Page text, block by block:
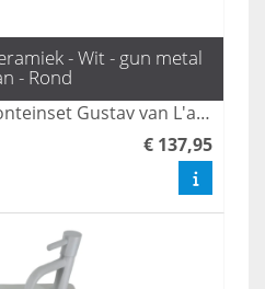
- Wit - gun metal
- Rond
Ontdek de stijlvolle fonteinset Gustav van L'aqua, inclusief een moderne Gun Metal kraan en sifon, perfect voor in de wc. Deze wasbak combineert functionaliteit met een strak design, waardoor het een aanwinst is voor elk toilet. Bestel nu en geef je toiletruimte een eigentijdse upgrade met onze mooiste toilet fonteintjes.
€ 137,95